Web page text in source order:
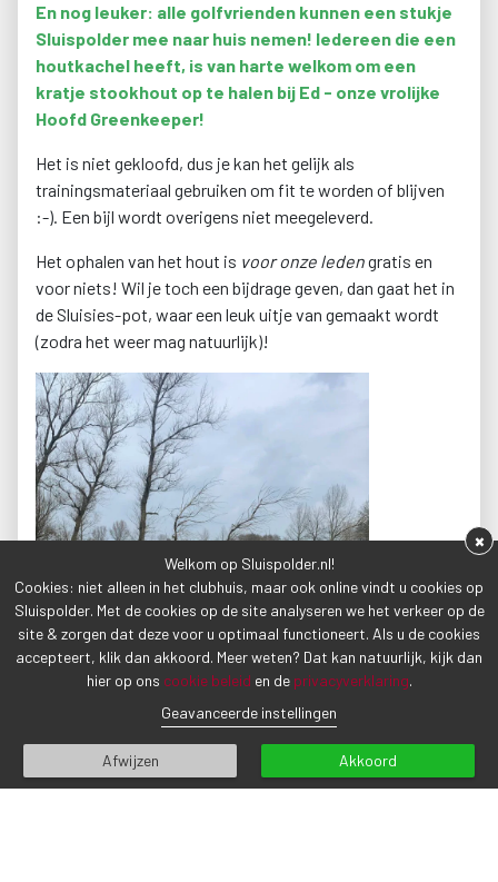
En nog leuker: alle golfvrienden kunnen een stukje
Sluispolder mee naar huis nemen! Iedereen die een
houtkachel heeft, is van harte welkom om een
kratje stookhout op te halen bij Ed - onze vrolijke
Hoofd Greenkeeper!
Het is niet gekloofd, dus je kan het gelijk als
trainingsmateriaal gebruiken om fit te worden of blijven
:-). Een bijl wordt overigens niet meegeleverd.
Het ophalen van het hout is voor onze ledengratis en
voor niets! Wil je toch een bijdrage geven, dan gaat het in
de Sluisies-pot, waar een leuk uitje van gemaakt wordt
(zodra het weer mag natuurlijk)!
VORIG BERICHT VOLGEND BERICHT
Welkom op Sluispolder.nl!
Cookies: niet alleen in het clubhuis, maar ook online vindt u cookies op
Sluispolder. Met de cookies op de site analyseren we het verkeer op de
site & zorgen dat deze voor u optimaal functioneert. Als u de cookies
accepteert, klik dan akkoord. Meer weten? Dat kan natuurlijk, kijk dan
hier op ons cookie beleid en de privacyverklaring.
Geavanceerde instellingen
Afwijzen Akkoord
×